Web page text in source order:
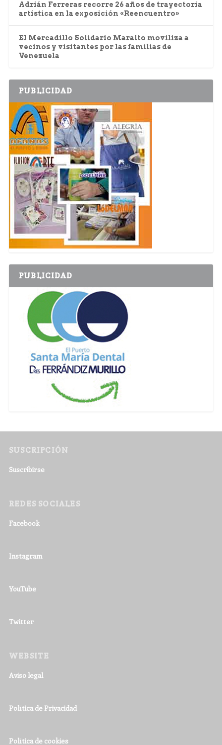
Adrián Ferreras recorre 26 años de trayectoria
artística en la exposición «Reencuentro»
El Mercadillo Solidario Maralto moviliza a
vecinos y visitantes por las familias de
Venezuela
PUBLICIDAD
PUBLICIDAD
SUSCRIPCIÓN
Suscribirse
REDES SOCIALES
Facebook
Instagram
YouTube
Twitter
WEBSITE
Aviso legal
Política de Privacidad
Política de cookies